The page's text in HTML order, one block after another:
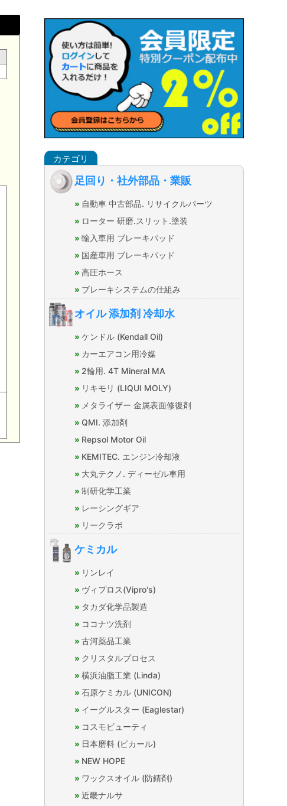
足回り・社外部品・業販
自動車 中古部品. リサイクルパーツ
ローター 研磨.スリット.塗装
輸入車用 ブレーキパッド
国産車用 ブレーキパッド
高圧ホース
ブレーキシステムの仕組み
オイル 添加剤 冷却水
ケンドル (Kendall Oil)
カーエアコン用冷媒
2輪用. 4T Mineral MA
リキモリ (LIQUI MOLY)
メタライザー 金属表面修復剤
QMI. 添加剤
Repsol Motor Oil
KEMITEC. エンジン冷却液
大丸テクノ. ディーゼル車用
制研化学工業
レーシングギア
リークラボ
ケミカル
リンレイ
ヴィプロス(Vipro's)
タカダ化学品製造
ココナツ洗剤
古河薬品工業
クリスタルプロセス
横浜油脂工業 (Linda)
石原ケミカル (UNICON)
イーグルスター (Eaglestar)
コスモビューティ
日本磨料 (ピカール)
NEW HOPE
ワックスオイル (防錆剤)
近畿ナルサ